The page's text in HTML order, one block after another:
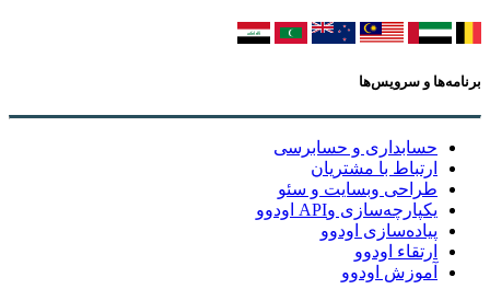
برنامه‌ها و سرویس‌ها
حسابداری و حسابرسی
ارتباط با مشتریان
طراحی وبسایت و سئو
یکپارچه‌سازی وAPI اودوو
پیاده‌سازی اودوو
ارتقاء اودوو
آموزش اودوو